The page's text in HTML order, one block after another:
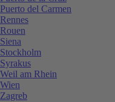
Puerto del Carmen
Rennes
Rouen
Siena
Stockholm
Syrakus
Weil am Rhein
Wien
Zagreb